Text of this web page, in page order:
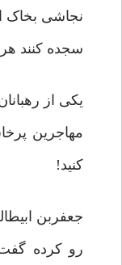
نجاشی بخاک
سجده کنند
یکی از
مهاجرین
کنید!
جعفربن
رو کرده